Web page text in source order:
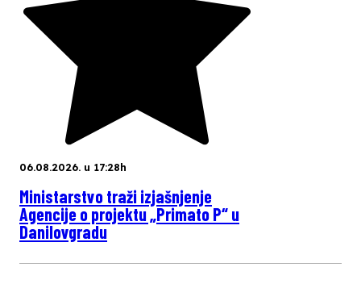
06.08.2026. u 17:28h
Ministarstvo traži izjašnjenje
Agencije o projektu „Primato P“ u
Danilovgradu